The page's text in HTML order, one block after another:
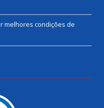
melhores condições de